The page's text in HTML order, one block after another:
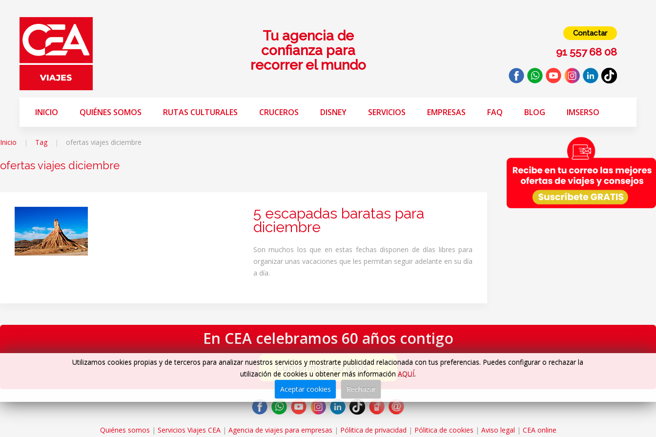
Tu agencia de
confianza para
recorrer el mundo
Contactar
91 557 68 08
INICIO QUIÉNES SOMOS RUTAS CULTURALES CRUCEROS DISNEY SERVICIOS EMPRESAS FAQ BLOG IMSERSO
Inicio Tag ofertas viajes diciembre
ofertas viajes diciembre
5 escapadas baratas para
diciembre
Son muchos los que en estas fechas disponen de días libres para
organizar unas vacaciones que les permitan seguir adelante en su día
a día.
En CEA celebramos 60 años contigo
Cumplimos 60 años→
Quiénes somos | Servicios Viajes CEA| Agencia de viajes para empresas | Pólitica de privacidad | Pólitica de cookies | Aviso legal | CEA online
Utilizamos cookies propias y de terceros para analizar nuestros servicios y mostrarte publicidad relacionada con tus preferencias. Puedes configurar o rechazar la
utilización de cookies u obtener más información AQUÍ.
Aceptar cookies
Rechazar